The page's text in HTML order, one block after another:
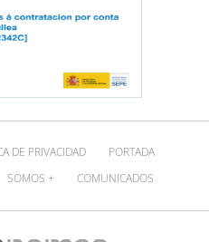
DE PRIVACIDAD
PORTADA
SOMOS + COMUNICADOS